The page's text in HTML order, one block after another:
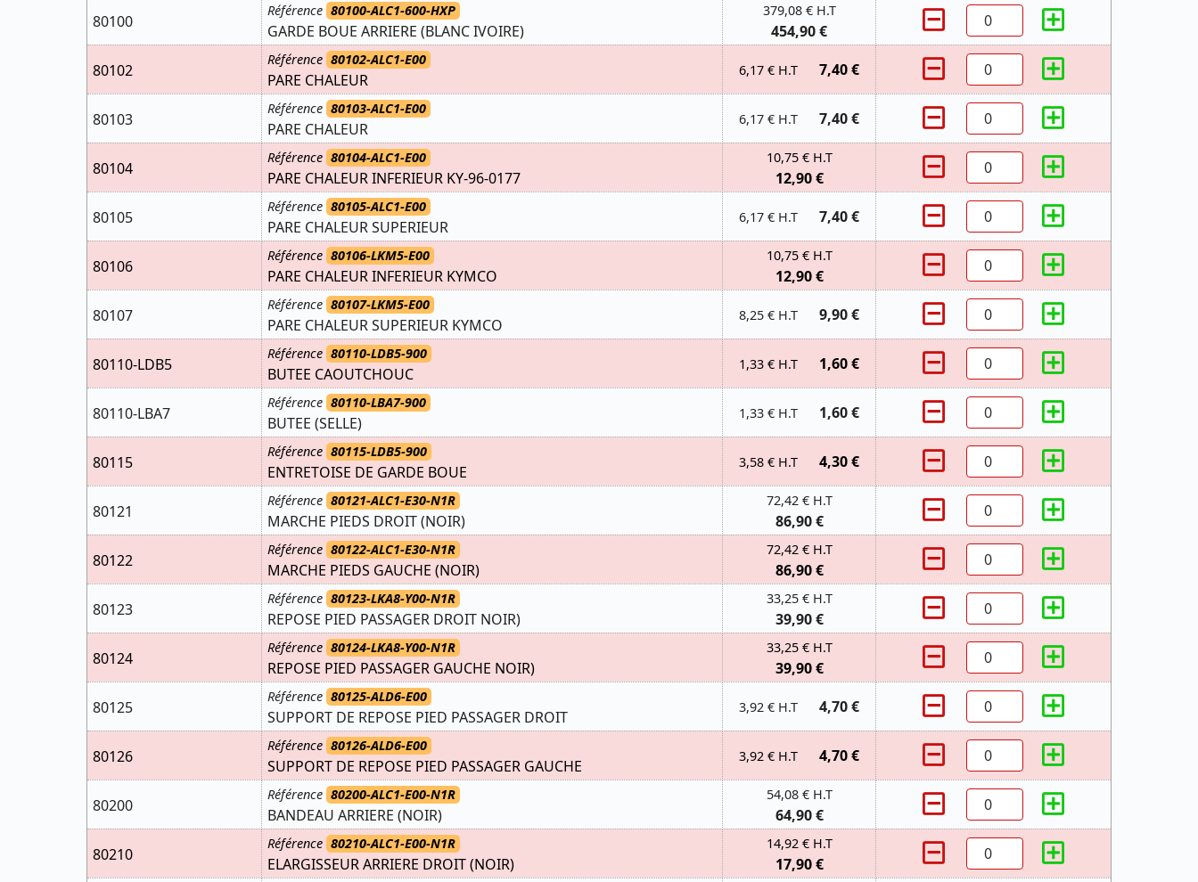
80100
Référence 80100-ALC1-600-HXP
GARDE BOUE ARRIERE (BLANC IVOIRE)
379,08 € H.T
454,90 €
80102
Référence 80102-ALC1-E00
PARE CHALEUR
6,17 € H.T 7,40 €
80103
Référence 80103-ALC1-E00
PARE CHALEUR
6,17 € H.T 7,40 €
80104
Référence 80104-ALC1-E00
PARE CHALEUR INFERIEUR KY-96-0177
10,75 € H.T
12,90 €
80105
Référence 80105-ALC1-E00
PARE CHALEUR SUPERIEUR
6,17 € H.T 7,40 €
80106
Référence 80106-LKM5-E00
PARE CHALEUR INFERIEUR KYMCO
10,75 € H.T
12,90 €
80107
Référence 80107-LKM5-E00
PARE CHALEUR SUPERIEUR KYMCO
8,25 € H.T 9,90 €
80110-LDB5
Référence 80110-LDB5-900
BUTEE CAOUTCHOUC
1,33 € H.T 1,60 €
80110-LBA7
Référence 80110-LBA7-900
BUTEE (SELLE)
1,33 € H.T 1,60 €
80115
Référence 80115-LDB5-900
ENTRETOISE DE GARDE BOUE
3,58 € H.T 4,30 €
80121
Référence 80121-ALC1-E30-N1R
MARCHE PIEDS DROIT (NOIR)
72,42 € H.T
86,90 €
80122
Référence 80122-ALC1-E30-N1R
MARCHE PIEDS GAUCHE (NOIR)
72,42 € H.T
86,90 €
80123
Référence 80123-LKA8-Y00-N1R
REPOSE PIED PASSAGER DROIT NOIR)
33,25 € H.T
39,90 €
80124
Référence 80124-LKA8-Y00-N1R
REPOSE PIED PASSAGER GAUCHE NOIR)
33,25 € H.T
39,90 €
80125
Référence 80125-ALD6-E00
SUPPORT DE REPOSE PIED PASSAGER DROIT
3,92 € H.T 4,70 €
80126
Référence 80126-ALD6-E00
SUPPORT DE REPOSE PIED PASSAGER GAUCHE
3,92 € H.T 4,70 €
80200
Référence 80200-ALC1-E00-N1R
BANDEAU ARRIERE (NOIR)
54,08 € H.T
64,90 €
80210
Référence 80210-ALC1-E00-N1R
ELARGISSEUR ARRIERE DROIT (NOIR)
14,92 € H.T
17,90 €